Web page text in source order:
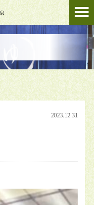
2023.12.31